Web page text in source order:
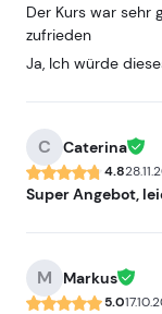
Der Kurs war sehr
zufrieden
Ja, Ich würde
C Caterina
4.8
Super Angebot,
M Markus
5.0